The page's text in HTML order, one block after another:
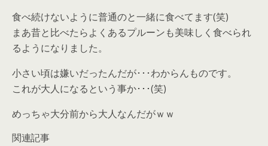
食べ続けないように普通のと一緒に食べてます(笑)
まあ昔と比べたらよくあるプルーンも美味しく食べられ
るようになりました。
小さい頃は嫌いだったんだが･･･わからんものです。
これが大人になるという事か･･･(笑)
めっちゃ大分前から大人なんだがｗｗ
関連記事